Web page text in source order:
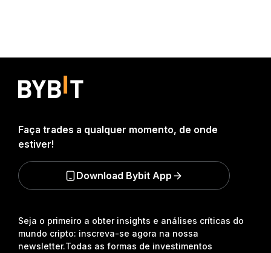
Seja o primeiro a obter insights e análises críticas do
mundo cripto: inscreva-se agora na nossa
newsletter.Todas as formas de investimentos
Faça trades a qualquer momento, de onde
estiver!
Download Bybit App